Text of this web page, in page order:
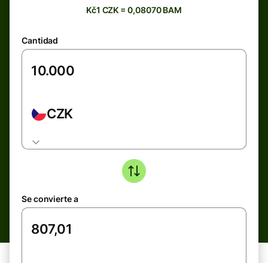
Kč1 CZK = 0,08070 BAM
Cantidad
CZK
Se convierte a